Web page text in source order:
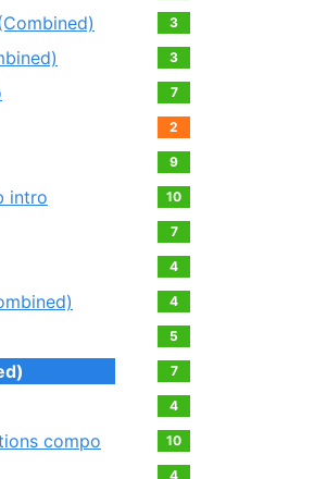
3
3
7
2
9
intro 10
7
4
4
5
7
4
compo 10
4